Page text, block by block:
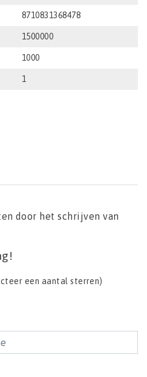
8710831368478
1500000
1000
1
door het schrijven van
een aantal sterren)